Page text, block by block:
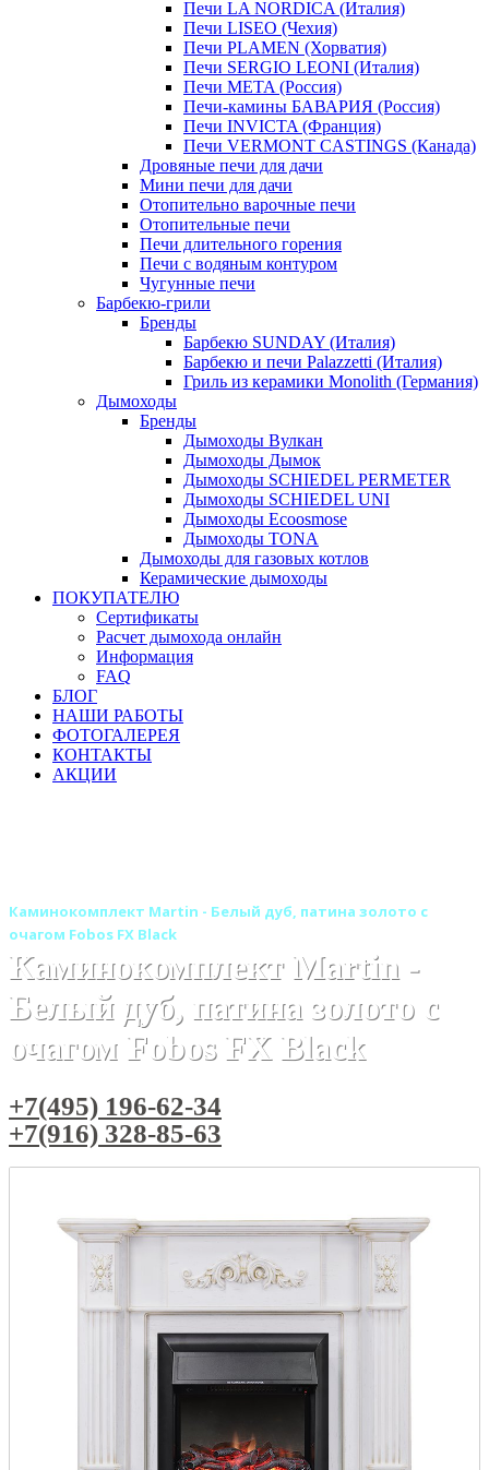
Печи LA NORDICA (Италия)
Печи LISEO (Чехия)
Печи PLAMEN (Хорватия)
Печи SERGIO LEONI (Италия)
Печи META (Россия)
Печи-камины БАВАРИЯ (Россия)
Печи INVICTA (Франция)
Печи VERMONT CASTINGS (Канада)
Дровяные печи для дачи
Мини печи для дачи
Отопительно варочные печи
Отопительные печи
Печи длительного горения
Печи с водяным контуром
Чугунные печи
Барбекю-грили
Бренды
Барбекю SUNDAY (Италия)
Барбекю и печи Palazzetti (Италия)
Гриль из керамики Monolith (Германия)
Дымоходы
Бренды
Дымоходы Вулкан
Дымоходы Дымок
Дымоходы SCHIEDEL PERMETER
Дымоходы SCHIEDEL UNI
Дымоходы Ecoosmose
Дымоходы TONA
Дымоходы для газовых котлов
Керамические дымоходы
ПОКУПАТЕЛЮ
Сертификаты
Расчет дымохода онлайн
Информация
FAQ
БЛОГ
НАШИ РАБОТЫ
ФОТОГАЛЕРЕЯ
КОНТАКТЫ
АКЦИИ
Каминокомплект Martin - Белый дуб, патина золото с
очагом Fobos FX Black
Каминокомплект Martin -
Белый дуб, патина золото с
очагом Fobos FX Black
+7(495) 196-62-34
+7(916) 328-85-63